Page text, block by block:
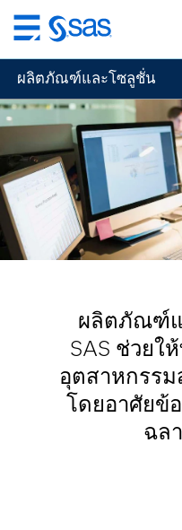
ข้าม
ไป
ที่
เนื้อหา
หลัก
ผลิตภัณฑ์และโซลูชั่น
ผลิตภัณฑ์แ
SAS ช่วยใ
อุตสาหกรร
โดยอาศัยข้
ฉล